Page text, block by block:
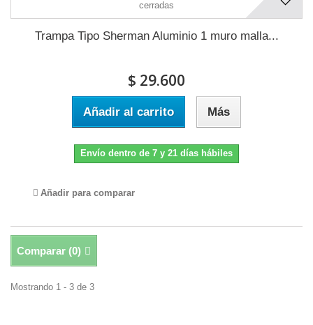
Trampa Tipo Sherman Aluminio 1 muro malla...
$ 29.600
Añadir al carrito Más
Envío dentro de 7 y 21 días hábiles
Añadir para comparar
Comparar (0)
Mostrando 1 - 3 de 3